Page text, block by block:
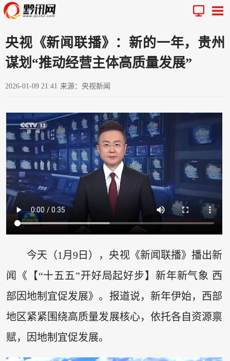
央视《新闻联播》：新的一年，贵州
谋划“推动经营主体高质量发展”
2026-01-09 21:41 来源：央视新闻
今天（1月9日），央视《新闻联播》播出新
闻《【“十五五”开好局起好步】新年新气象 西
部因地制宜促发展》。报道说，新年伊始，西部
地区紧紧围绕高质量发展核心，依托各自资源禀
赋，因地制宜促发展。